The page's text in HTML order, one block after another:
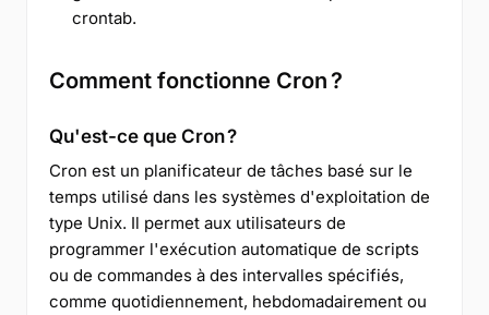
crontab.
Comment fonctionne Cron ?
Qu'est-ce que Cron ?
Cron est un planificateur de tâches basé sur le
temps utilisé dans les systèmes d'exploitation de
type Unix. Il permet aux utilisateurs de
programmer l'exécution automatique de scripts
ou de commandes à des intervalles spécifiés,
comme quotidiennement, hebdomadairement ou